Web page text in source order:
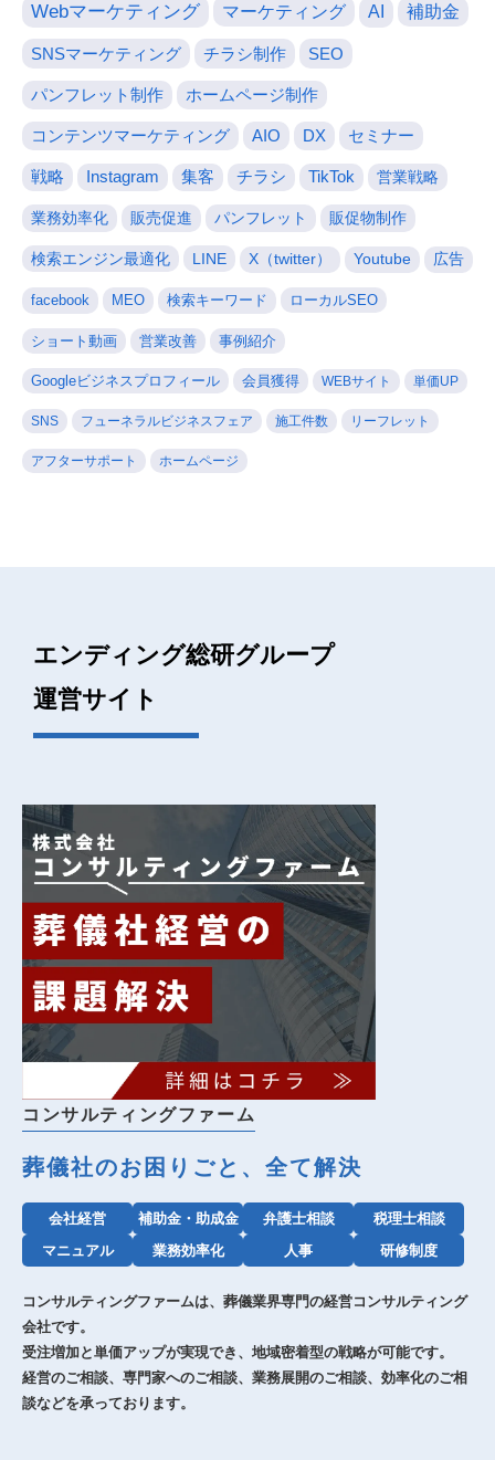
Webマーケティング マーケティング AI 補助金
SNSマーケティング チラシ制作 SEO
パンフレット制作 ホームページ制作
コンテンツマーケティング AIO DX セミナー
戦略 Instagram 集客 チラシ TikTok 営業戦略
業務効率化 販売促進 パンフレット 販促物制作
検索エンジン最適化 LINE X（twitter） Youtube 広告
facebook MEO 検索キーワード ローカルSEO
ショート動画 営業改善 事例紹介
Googleビジネスプロフィール 会員獲得 WEBサイト 単価UP
SNS フューネラルビジネスフェア 施工件数 リーフレット
アフターサポート ホームページ
エンディング総研グループ
運営サイト
コンサルティングファーム
葬儀社のお困りごと、全て解決
会社経営 補助金・助成金 弁護士相談
税理士相談
マニュアル
業務効率化 人事 研修制度
コンサルティングファームは、葬儀業界専門の経営コンサルティング
会社です。
受注増加と単価アップが実現でき、地域密着型の戦略が可能です。
経営のご相談、専門家へのご相談、業務展開のご相談、効率化のご相
談などを承っております。